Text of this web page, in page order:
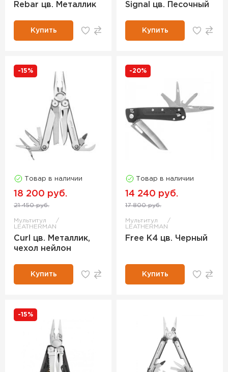
Rebar цв. Металлик
Купить
Signal цв. Песочный
Купить
-15%
Товар в наличии
18 200 руб.
21 450 руб.
Мультитул
LEATHERMAN
Curl цв. Металлик,
чехол нейлон
Купить
-20%
Товар в наличии
14 240 руб.
17 800 руб.
Мультитул
LEATHERMAN
Free К4 цв. Черный
Купить
-15%